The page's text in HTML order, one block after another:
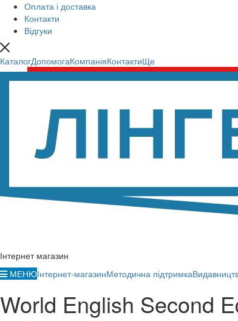
Оплата і доставка
Контакти
Відгуки
КаталогДопомогаКомпаніяКонтактиЩе
Інтернет магазин
МЕНЮІнтернет-магазинМетодична підтримка
World English Second